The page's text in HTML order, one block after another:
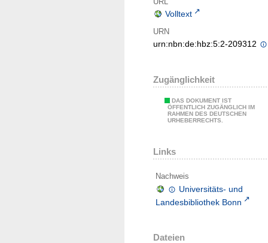
Volltext
URN
urn:nbn:de:hbz:5:2-209312
Zugänglichkeit
DAS DOKUMENT IST
ÖFFENTLICH ZUGÄNGLICH IM
RAHMEN DES DEUTSCHEN
URHEBERRECHTS.
Links
Nachweis
Universitäts- und
Landesbibliothek Bonn
Dateien